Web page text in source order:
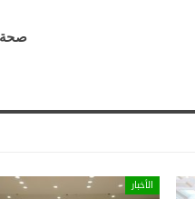
صحة
الأخبار